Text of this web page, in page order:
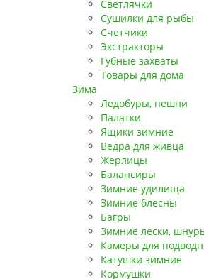
Светлячки
Сушилки для рыбы
Счетчики
Экстракторы
Губные захваты
Товары для дома
Зима
Ледобуры, пешни
Палатки
Ящики зимние
Ведра для живца
Жерлицы
Балансиры
Зимние удилища
Зимние блесны
Багры
Зимние лески,
Камеры для
Катушки зимние
Кормушки